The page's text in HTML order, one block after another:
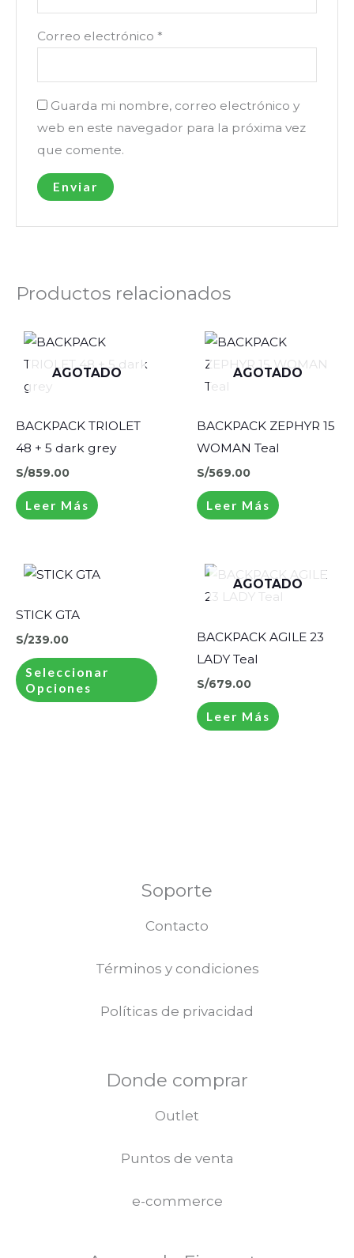
Correo electrónico *
Guarda mi nombre, correo electrónico y
web en este navegador para la próxima vez
que comente.
Productos relacionados
AGOTADO
BACKPACK TRIOLET
48 + 5 dark grey
S/859.00
Leer Más
AGOTADO
BACKPACK ZEPHYR 15
WOMAN Teal
S/569.00
Leer Más
STICK GTA
S/239.00
Seleccionar
Opciones
múltiples
variantes.
Las
opciones
AGOTADO
BACKPACK AGILE 23
LADY Teal
S/679.00
Leer Más
Soporte
Contacto
Términos y condiciones
Políticas de privacidad
Donde comprar
Outlet
Puntos de venta
e-commerce